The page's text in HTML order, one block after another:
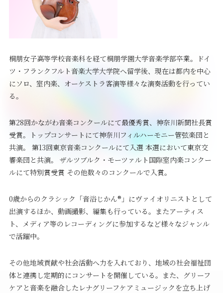
桐朋女子高等学校音楽科を経て桐朋学園大学音楽学部卒業。ドイ
ツ・フランクフルト音楽大学大学院へ留学後、現在は都内を中心
にソロ、室内楽、オーケストラ客演等様々な演奏活動を行ってい
る。
第28回かながわ音楽コンクールにて最優秀賞、神奈川新聞社長賞
受賞。トップコンサートにて神奈川フィルハーモニー管弦楽団と
共演。 第13回東京音楽コンクールにて入選 本選において東京交
響楽団と共演。 ザルツブルク・モーツァルト国際室内楽コンクー
ルにて特別賞受賞 その他数々のコンクールで入賞。
0歳からのクラシック「音浴じかん®」にヴァイオリニストとして
出演するほか、動画撮影、編集も行っている。またアーティス
ト、メディア等のレコーディングに参加するなど様々なジャンル
で活躍中。
その他地域貢献や社会活動へ力を入れており、地域の社会福祉団
体と連携し定期的にコンサートを開催している。また、グリーフ
ケアと音楽を融合したレナグリーフケアミュージックを立ち上げ